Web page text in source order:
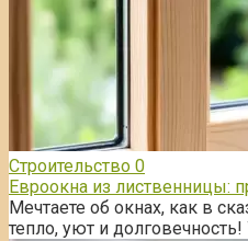
Строительство 0
Евроокна из лиственницы:
Мечтаете об окнах, как в
тепло, уют и долговечность!